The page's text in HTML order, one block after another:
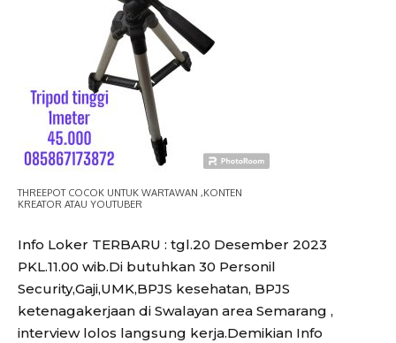
THREEPOT COCOK UNTUK WARTAWAN ,KONTEN
KREATOR ATAU YOUTUBER
Info Loker TERBARU : tgl.20 Desember 2023
PKL.11.00 wib.Di butuhkan 30 Personil
Security,Gaji,UMK,BPJS kesehatan, BPJS
ketenagakerjaan di Swalayan area Semarang ,
interview lolos langsung kerja.Demikian Info